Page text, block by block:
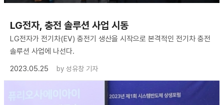
LG전자, 충전 솔루션 사업 시동
LG전자가 전기차(EV) 충전기 생산을 시작으로 본격적인 전기차 충전
솔루션 사업에 나선다.
2023.05.25
by 성유창 기자